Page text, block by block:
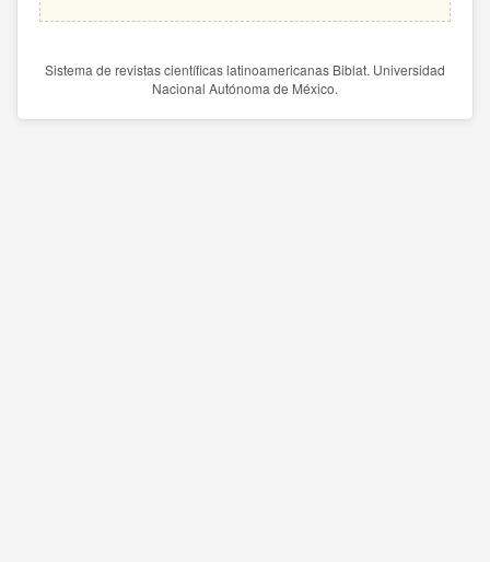
Sistema de revistas científicas latinoamericanas Biblat. Universidad
Nacional Autónoma de México.